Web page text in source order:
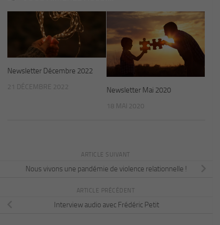
Newsletter Décembre 2022
21 DÉCEMBRE 2022 Newsletter Mai 2020
18 MAI 2020
ARTICLE SUIVANT
Nous vivons une pandémie de violence relationnelle !
ARTICLE PRÉCÉDENT
Interview audio avec Frédéric Petit